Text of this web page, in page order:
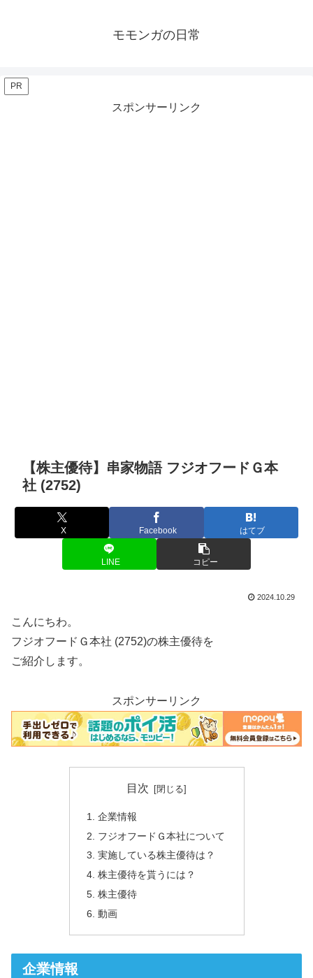
モモンガの日常
PR
スポンサーリンク
【株主優待】串家物語 フジオフードＧ本
社 (2752)
X Facebook はてブ
LINE コピー
2024.10.29
こんにちわ。
フジオフードＧ本社 (2752)の株主優待を
ご紹介します。
スポンサーリンク
目次
企業情報
フジオフードＧ本社について
実施している株主優待は？
株主優待を貰うには？
株主優待
動画
企業情報